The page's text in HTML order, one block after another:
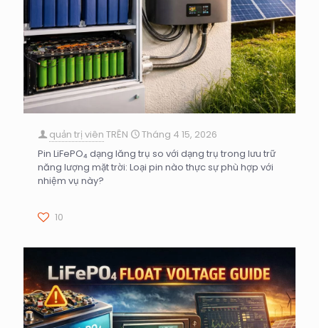
quản trị viên TRÊN
Tháng 4 15, 2026
Pin LiFePO₄ dạng lăng trụ so với dạng trụ trong lưu trữ
năng lượng mặt trời: Loại pin nào thực sự phù hợp với
nhiệm vụ này?
10